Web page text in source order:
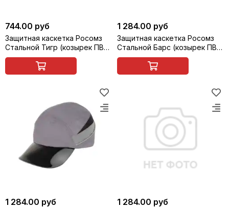
744.00 руб
Защитная каскетка Росомз
Стальной Тигр (козырек ПВХ,
прозрачно-серый, 65 мм),
черная, арт. 95320
1 284.00 руб
Защитная каскетка Росомз
Стальной Барс (козырек ПВХ,
прозрачно-серый, 65 мм),
темно-серая, арт. 92310
1 284.00 руб 1 284.00 руб